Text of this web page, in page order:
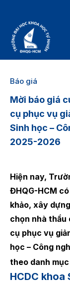
Báo giá
Mời báo giá
cụ phục vụ
Sinh học –
2025-2026
Hiện nay,
ĐHQG-HCM
khảo, xây
chọn nhà thầu
cụ phục vụ
học – Công
theo danh
HCDC khoa